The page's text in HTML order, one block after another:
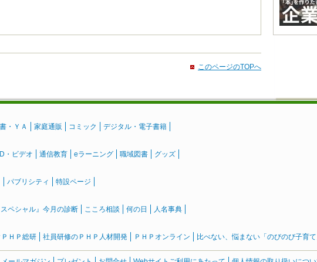
このページのTOPへ
・ＹＡ 家庭通販 コミック デジタル・電子書籍
・ビデオ 通信教育 eラーニング 職域図書 グッズ
パブリシティ 特設ページ
スペシャル』今月の診断 こころ相談 何の日 人名事典
ＨＰ総研 社員研修のＰＨＰ人材開発 ＰＨＰオンライン 比べない、悩まない「のびのび子育